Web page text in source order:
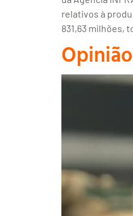
relativos à
831,63 milhões,